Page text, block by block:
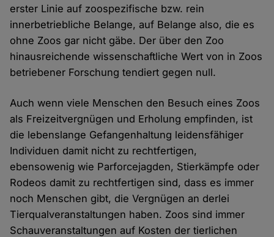
erster Linie auf zoospezifische bzw. rein
innerbetriebliche Belange, auf Belange also, die es
ohne Zoos gar nicht gäbe. Der über den Zoo
hinausreichende wissenschaftliche Wert von in Zoos
betriebener Forschung tendiert gegen null.
Auch wenn viele Menschen den Besuch eines Zoos
als Freizeitvergnügen und Erholung empfinden, ist
die lebenslange Gefangenhaltung leidensfähiger
Individuen damit nicht zu rechtfertigen,
ebensowenig wie Parforcejagden, Stierkämpfe oder
Rodeos damit zu rechtfertigen sind, dass es immer
noch Menschen gibt, die Vergnügen an derlei
Tierqualveranstaltungen haben. Zoos sind immer
Schauveranstaltungen auf Kosten der tierlichen